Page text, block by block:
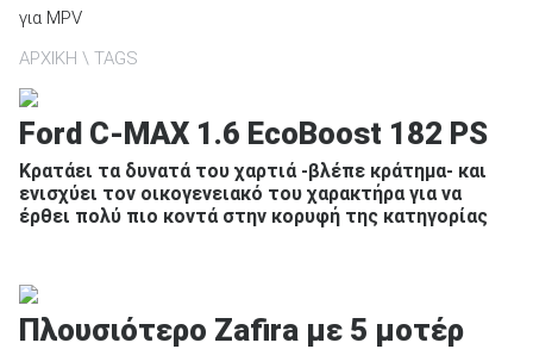
βρες το!
για MPV
ΑΡΧΙΚΗ
TAGS
Ford C-MAX 1.6 EcoBoost 182 PS
Κρατάει τα δυνατά του χαρτιά -βλέπε κράτημα- και
ενισχύει τον οικογενειακό του χαρακτήρα για να
έρθει πολύ πιο κοντά στην κορυφή της κατηγορίας
Πλουσιότερο Zafira με 5 μοτέρ